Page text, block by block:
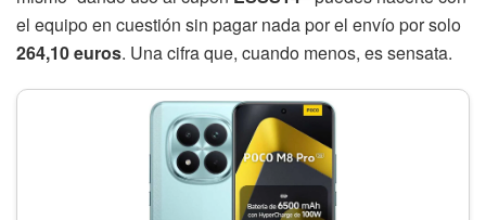
el equipo en cuestión sin pagar nada por el envío por solo
264,10 euros. Una cifra que, cuando menos, es sensata.